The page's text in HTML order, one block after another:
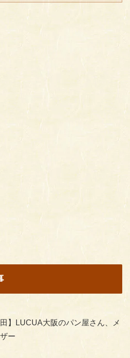
田】LUCUA大阪のパン屋さん、メ
ー